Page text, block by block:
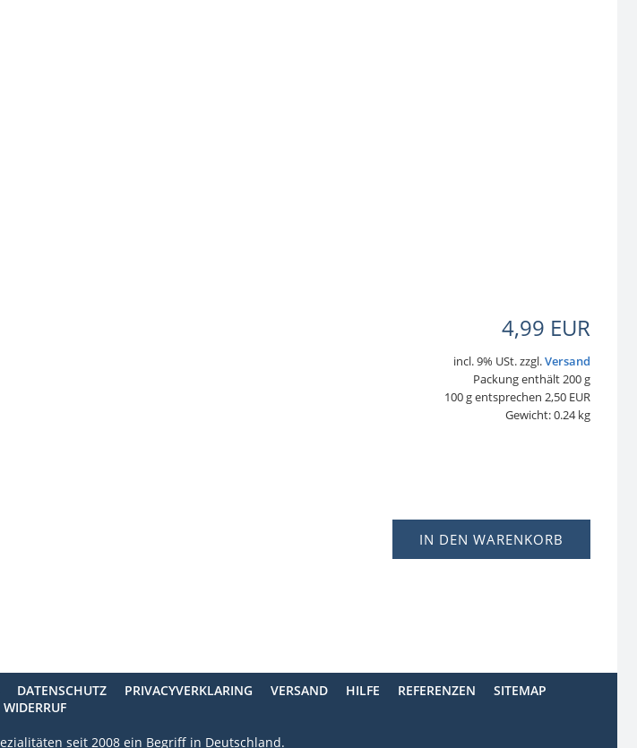
4,99 EUR
incl. 9% USt. zzgl.Versand
Packung enthält 200 g
100 g entsprechen 2,50 EUR
Gewicht: 0.24 kg
IN DEN WARENKORB
DATENSCHUTZ PRIVACYVERKLARING VERSAND HILFE REFERENZEN
SITEMAP
WIDERRUF
seit 2008 ein Begriff in Deutschland.